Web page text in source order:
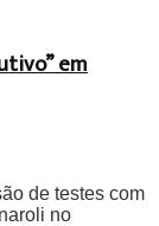
em
de testes com
no